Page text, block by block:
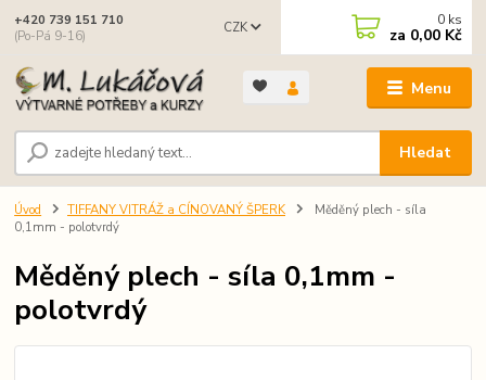
Menu
CZK
Hledat
+420 739 151 710
(Po-Pá 9-16)
0 ks
za 0,00 Kč
Úvod TIFFANY VITRÁŽ a CÍNOVANÝ ŠPERK
Měděný plech - síla
0,1mm - polotvrdý
Měděný plech - síla 0,1mm -
polotvrdý